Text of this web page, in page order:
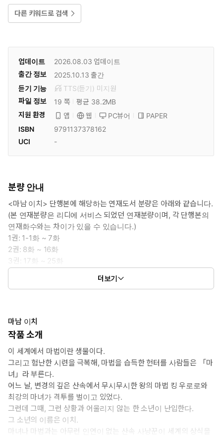
다른 키워드로 검색
업데이트 2026.08.03 업데이트
출간 정보
2025.10.13 출간
듣기 기능
TTS(듣기) 미 지원
파일 정보
19 쪽
평균 38.2MB
지원 환경
앱 웹 PC뷰어
PAPER
ISBN
9791137378162
UCI
-
분량 안내
<마남 이치> 단행본에 해당하는 연재도서 분량은 아래와 같습니다.
(본 연재분량은 리디에 서비스 되었던 연재분량이며, 각 단행본의
연재화수와는 차이가 있을 수 있습니다.)
1권: 1-1화 ~ 7화
2권: 8화 ~ 16화
3권: 17화 ~ 25화
4권: 26화 ~ 34화
더보기
마남 이치
작품 소개
이 세계에서 마법이란 생물이다.
그리고 험난한 시련을 극복해, 마법을 습득한 헌터를 사람들은 「마
녀」라 부른다.
어느 날, 변경의 깊은 산속에서 무시무시한 왕의 마법 킹 우로로와
최강의 마녀가 격투를 벌이고 있었다.
그런데 그때, 그런 상황과 어울리지 않는 한 소년이 난입한다.
그 소년의 이름은 이치.
마녀나 마법과는 아무런 인연이 없는 산속 사냥꾼이 세계의 상식을